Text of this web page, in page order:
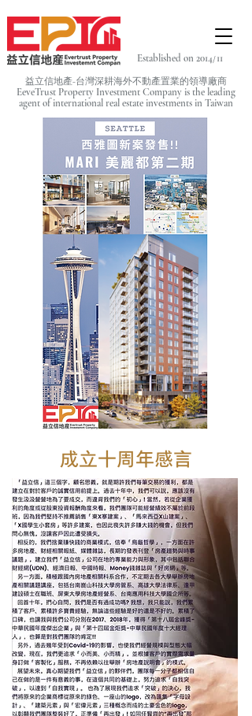
益立信地產-台灣深耕海外不動產置業的領導廠商
EeveTrust Property Investment Company is the leading
agent ofinternational real estate investments in Taiwan
Established on 2014/11
成立十周年感言